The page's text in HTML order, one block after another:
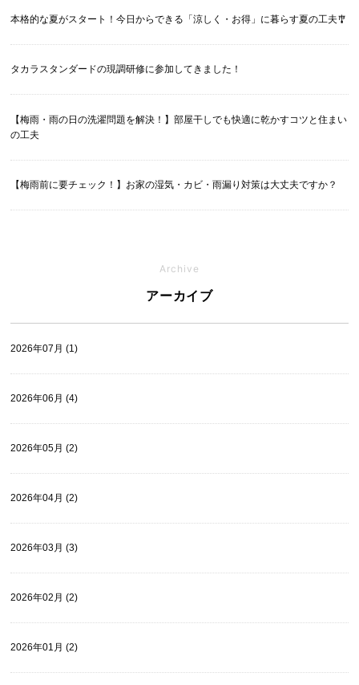
本格的な夏がスタート！今日からできる「涼しく・お得」に暮らす夏の工夫🎐
タカラスタンダードの現調研修に参加してきました！
【梅雨・雨の日の洗濯問題を解決！】部屋干しでも快適に乾かすコツと住まい
の工夫
【梅雨前に要チェック！】お家の湿気・カビ・雨漏り対策は大丈夫ですか？
Archive
アーカイブ
2026年07月 (1)
2026年06月 (4)
2026年05月 (2)
2026年04月 (2)
2026年03月 (3)
2026年02月 (2)
2026年01月 (2)